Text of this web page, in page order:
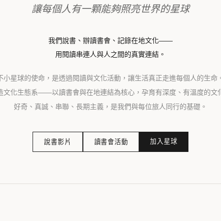
讓每個人有一顆能夠照亮世界的星球
我們說書、辦讀書會、記錄在地文化——
用閱讀串連人與人之間的真實連結。
小星球的使命，是透過閱讀與文化活動，讓生活真正走進每個人的生命
文化生態系——以讀書會與在地連結為核心，孕育有深度、有溫度的文
好奇、真誠、串聯、長期主義，是我們與每位旅人同行的基礎。
說書影片 讀書會活動 加入星球